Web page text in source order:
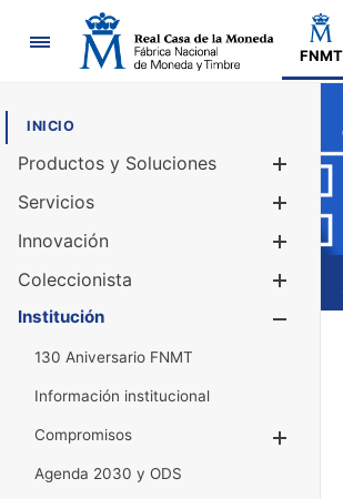
Navegación
FNMT
INICIO
Productos y Soluciones
Servicios
Innovación
Coleccionista
Institución
130 Aniversario FNMT
Información institucional
Compromisos
Agenda 2030 y ODS